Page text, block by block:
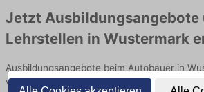
Jetzt Ausbildungsangebote
Lehrstellen in Wustermark
Ausbildungsangebote beim Autobauer in
von namhaften Firmen. Entdecken Sie freie